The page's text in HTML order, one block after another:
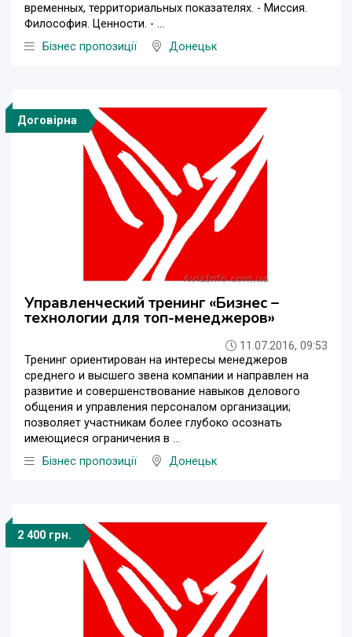
временных, территориальных показателях. - Миссия.
Философия. Ценности. - ...
Бізнес пропозиції
Донецьк
Договірна
Управленческий тренинг «Бизнес –
технологии для топ-менеджеров»
11.07.2016, 09:53
Тренинг ориентирован на интересы менеджеров
среднего и высшего звена компании и направлен на
развитие и совершенствование навыков делового
общения и управления персоналом организации;
позволяет участникам более глубоко осознать
имеющиеся ограничения в ...
Бізнес пропозиції
Донецьк
2 400 грн.